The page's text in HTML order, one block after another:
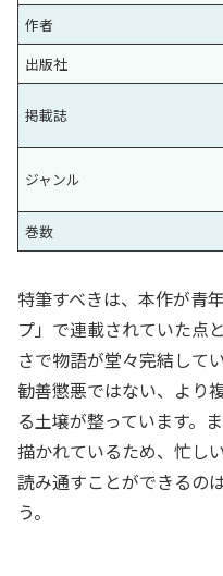
作者
出版社
掲載誌
ジャンル
巻数
特筆すべきは、本作が青
プ」で連載されていた点
さで物語が堂々完結して
勧善懲悪ではない、より
る土壌が整っています。
描かれているため、忙し
読み通すことができるの
う。